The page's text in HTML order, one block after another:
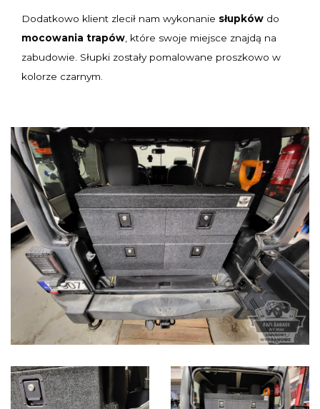
Dodatkowo klient zlecił nam wykonanie słupków do
mocowania trapów , które swoje miejsce znajdą na
zabudowie. Słupki zostały pomalowane proszkowo w
kolorze czarnym.